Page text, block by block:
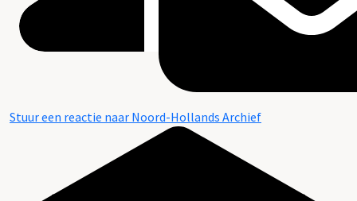
Stuur een reactie naar Noord-Hollands Archief